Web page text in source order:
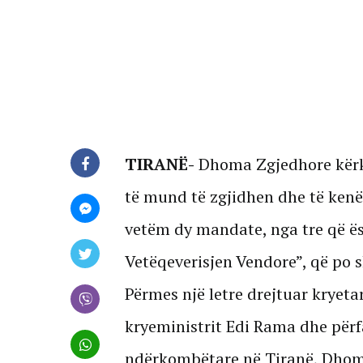
TIRANË- Dhoma Zgjedhore
të mund të zgjidhen dhe të
vetëm dy mandate, nga tre që
Vetëqeverisjen Vendore”, që
Përmes një letre drejtuar
kryeministrit Edi Rama dhe
ndërkombëtare në Tiranë,